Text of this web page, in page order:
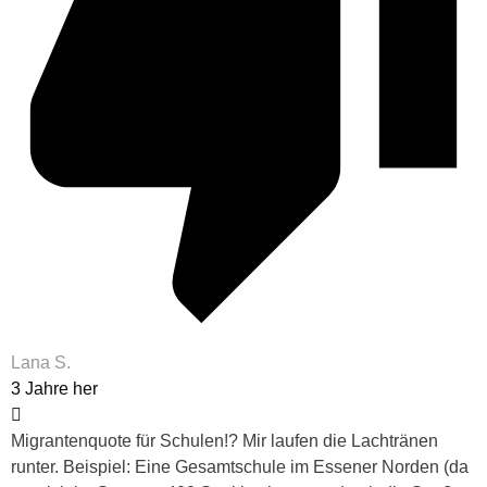
Lana S.
3 Jahre her
Migrantenquote für Schulen!? Mir laufen die Lachtränen
runter. Beispiel: Eine Gesamtschule im Essener Norden (da